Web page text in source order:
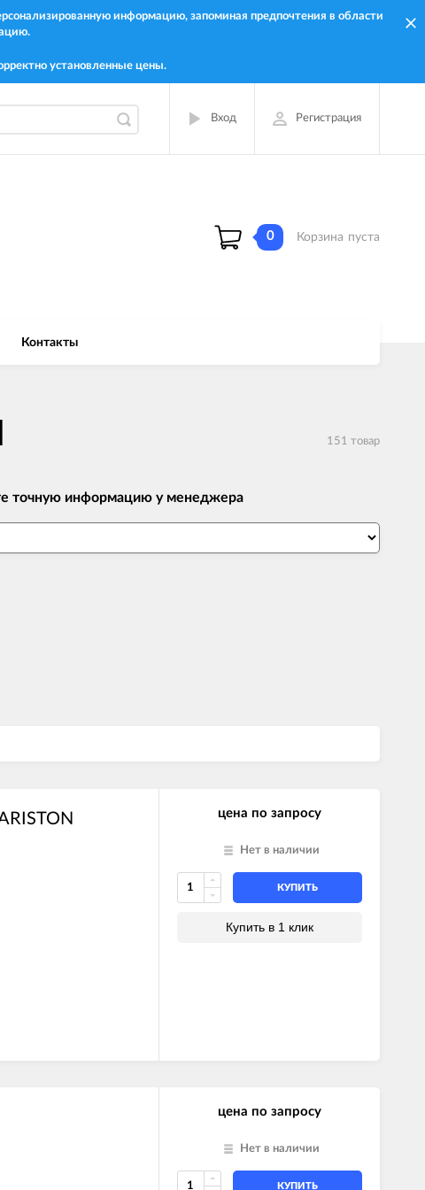
информацию, запоминая предпочтения в области
установленные цены.
Вход Регистрация
0 Корзина пуста
Контакты
151 товар
точную информацию у менеджера
цена по запросу
Нет в наличии
КУПИТЬ
Купить в 1 клик
цена по запросу
Нет в наличии
КУПИТЬ